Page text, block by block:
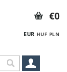
EUR HUF PLN
€0